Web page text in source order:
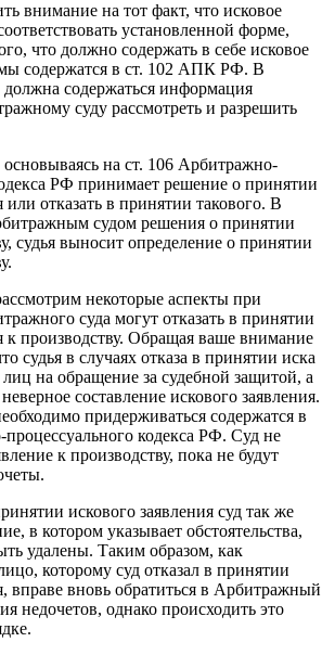
внимание на тот факт, что исковое
установленной форме,
что должно содержать в себе исковое
содержатся в ст. 102 АПК РФ. В
должна содержаться информация
суду рассмотреть и разрешить
на ст. 106 Арбитражно-
РФ принимает решение о принятии
или отказать в принятии такового. В
судом решения о принятии
судья выносит определение о принятии
некоторые аспекты при
суда могут отказать в принятии
к производству. Обращая ваше внимание
судья в случаях отказа в принятии иска
на обращение за судебной защитой, а
составление искового заявления.
придерживаться содержатся в
кодекса РФ. Суд не
к производству, пока не будут
искового заявления суд так же
в котором указывает обстоятельства,
удалены. Таким образом, как
которому суд отказал в принятии
вправе вновь обратиться в Арбитражный
недочетов, однако происходить это